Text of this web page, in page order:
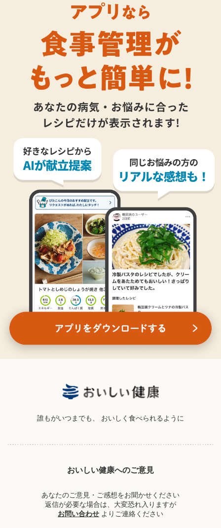
誰もがいつまでも、 おいしく食べられるように
おいしい健康へのご意見
あなたのご意見・ご感想をお聞かせください
返信が必要な場合は、大変恐れ入りますが
お問い合わせ よりご連絡ください